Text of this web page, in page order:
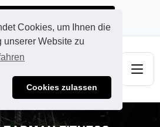
Cookies, um Ihnen die
unserer Website zu
Cookies zulassen